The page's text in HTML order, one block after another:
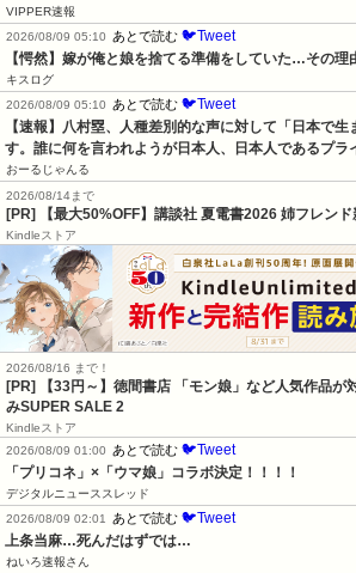
VIPPER速報
2026/08/09 05:10
あとで読む 🐦Tweet
【愕然】嫁が俺と娘を捨てる準備をしていた…その理
キスログ
2026/08/09 05:10
あとで読む 🐦Tweet
【速報】八村塁、人種差別的な声に対して「日本で
す。誰に何を言われようが日本人、日本人であるプラ
おーるじゃんる
2026/08/14まで
[PR] 【最大50%OFF】講談社 夏電書2026 姉フレン
Kindleストア
2026/08/16 まで！
[PR]
【33円～】徳間書店 「モン娘」など人気作品
みSUPER SALE 2
Kindleストア
2026/08/09 01:00
あとで読む 🐦Tweet
「プリコネ」×「ウマ娘」コラボ決定！！！！
デジタルニューススレッド
2026/08/09 02:01
あとで読む 🐦Tweet
上条当麻…死んだはずでは…
ねいろ速報さん